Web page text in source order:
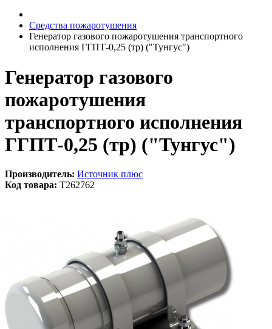
Средства пожаротушения
Генератор газового пожаротушения транспортного
исполнения ГГПТ-0,25 (тр) ("Тунгус")
Генератор газового
пожаротушения
транспортного исполнения
ГГПТ-0,25 (тр) ("Тунгус")
Производитель: Источник плюс
Код товара: T262762